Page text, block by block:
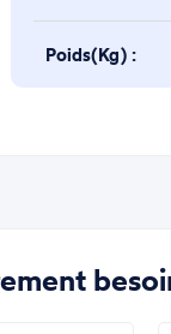
Poids(Kg) :